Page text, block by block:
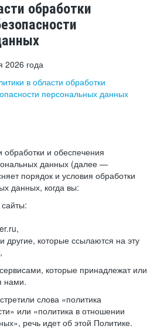
обработки
2026 года
в области обработки
персональных данных
обработки и обеспечения
данных (далее —
порядок и условия обработки
данных, когда вы:
другие, которые ссылаются на эту
которые принадлежат или
нами.
слова «политика
или «политика в отношении
речь идет об этой Политике.